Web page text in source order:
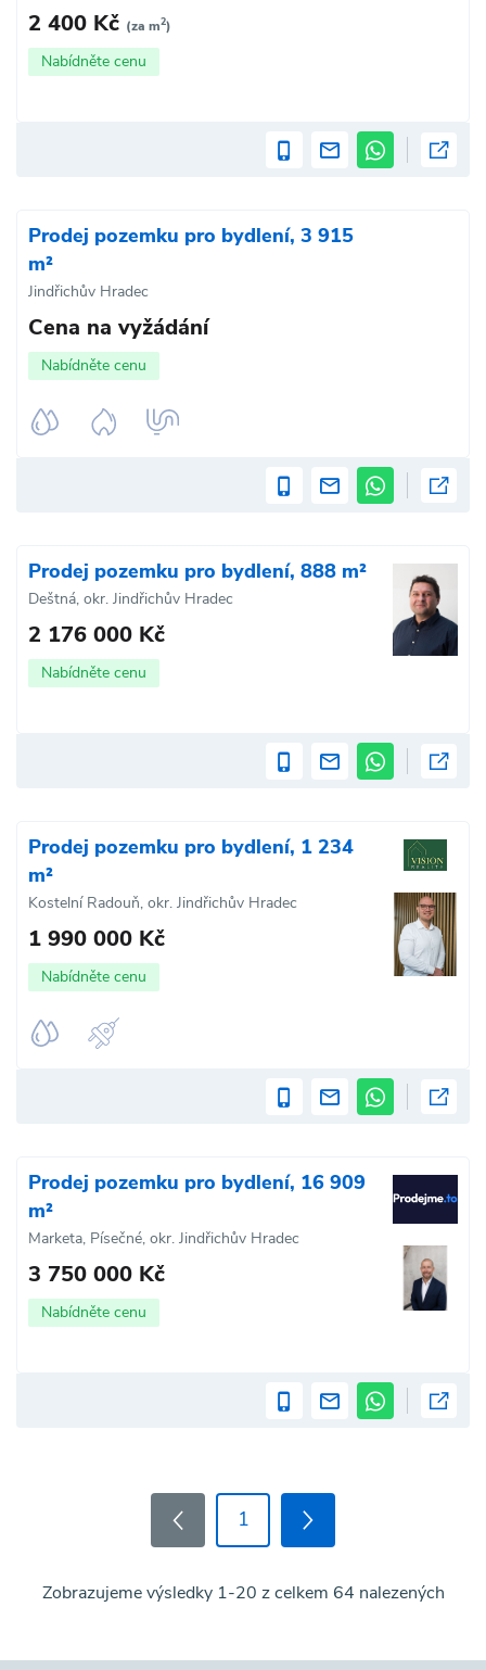
2 400 Kč (za m2)
Nabídněte cenu
Prodej pozemku pro bydlení, 3 915
m²
Jindřichův Hradec
Cena na vyžádání
Nabídněte cenu
Prodej pozemku pro bydlení, 888 m²
Deštná, okr. Jindřichův Hradec
2 176 000 Kč
Nabídněte cenu
Prodej pozemku pro bydlení, 1 234
m²
Kostelní Radouň, okr. Jindřichův Hradec
1 990 000 Kč
Nabídněte cenu
Prodej pozemku pro bydlení, 16 909
m²
Marketa, Písečné, okr. Jindřichův Hradec
3 750 000 Kč
Nabídněte cenu
1
Zobrazujeme výsledky 1-20 z celkem 64 nalezených